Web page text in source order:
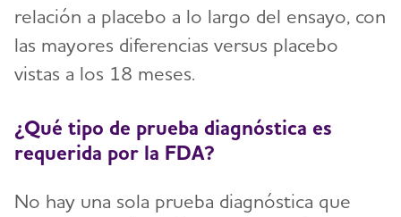
relación a placebo a lo largo del ensayo, con
las mayores diferencias versus placebo
vistas a los 18 meses.
¿Qué tipo de prueba diagnóstica es
requerida por la FDA?
No hay una sola prueba diagnóstica que